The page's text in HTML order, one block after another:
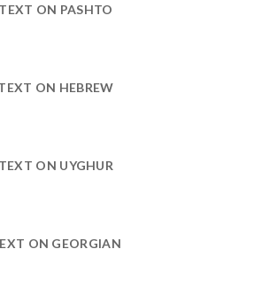
TEXT ON PASHTO
ON HEBREW
TEXT ON UYGHUR
ON GEORGIAN